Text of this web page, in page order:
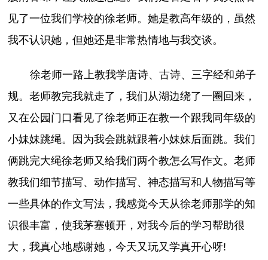
见了一位我们学校的徐老师。她是教高年级的，虽然
我不认识她，但她还是非常热情地与我交谈。
徐老师一路上教我学唐诗、古诗、三字经和弟子
规。老师教完我就走了，我们从湖边绕了一圈回来，
又在公园门口看见了徐老师正在教一个跟我同年级的
小妹妹跳绳。因为我会跳就跟着小妹妹后面跳。我们
俩跳完大绳徐老师又给我们两个教怎么写作文。老师
教我们细节描写、动作描写、神态描写和人物描写等
一些具体的作文写法，我感觉今天从徐老师那学的知
识很丰富，使我茅塞顿开，对我今后的学习帮助很
大，我真心地感谢她，今天又玩又学真开心呀!